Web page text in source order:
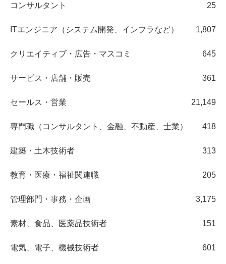
コンサルタント 25
ITエンジニア（システム開発、インフラなど） 1,807
クリエイティブ・広告・マスコミ 645
サービス・店舗・販売 361
セールス・営業 21,149
専門職（コンサルタント、金融、不動産、士業） 418
建築・土木技術者 313
教育・医療・福祉関連職 205
管理部門・事務・企画 3,175
素材、食品、医薬品技術者 151
電気、電子、機械技術者 601